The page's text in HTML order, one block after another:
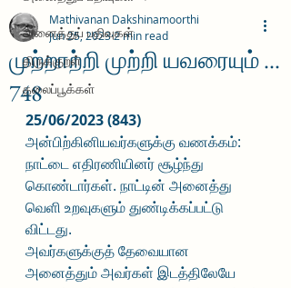
அனைத்துப் பதிவுகள்
திருக்குறள்
தலைப்பூக்கள்
முற்றாற்றி முற்றி யவரையும் ...
748
Mathivanan Dakshinamoorthi
Jun 25, 2023 2 min read
25/06/2023 (843)
அன்பிற்கினியவர்களுக்கு வணக்கம்:
நாட்டை எதிரணியினர் சூழ்ந்து
கொண்டார்கள். நாட்டின் அனைத்து
வெளி உறவுகளும் துண்டிக்கப்பட்டு
விட்டது.
அவர்களுக்குத் தேவையான
அனைத்தும் அவர்கள் இடத்திலேயே